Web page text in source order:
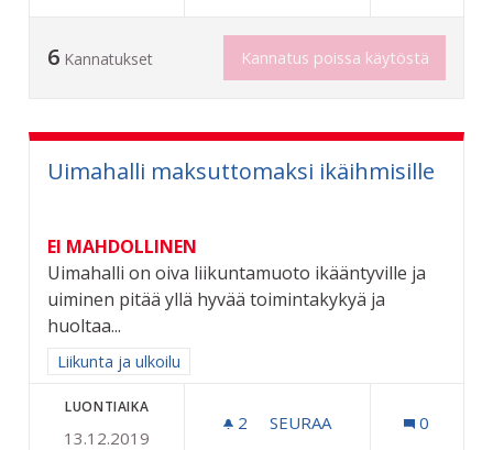
6 Kannatukset Kannatus poissa käytöstä
Uimahalli maksuttomaksi ikäihmisille
EI MAHDOLLINEN
Uimahalli on oiva liikuntamuoto ikääntyville ja
uiminen pitää yllä hyvää toimintakykyä ja
huoltaa...
Rajaa tulokset aihepiirin mukaan: Liikunta ja ulkoilu
Liikunta ja ulkoilu
LUONTIAIKA
13.12.2019
2 2 SEURAAJAA
SEURAA 0